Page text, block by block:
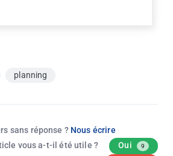
planning
sans réponse ? Nous écrire
vous a-t-il été utile ?
Oui 9